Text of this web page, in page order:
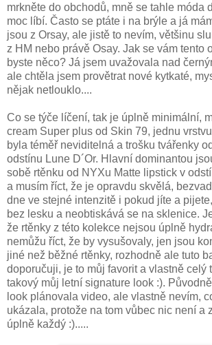
mrkněte do obchodů, mně se tahle móda
moc líbí. Často se ptáte i na brýle a já
jsou z Orsay, ale jistě to nevím, většinu
z HM nebo právě Osay. Jak se vám tento
byste něco? Já jsem uvažovala nad
ale chtěla jsem provětrat nové kytkaté,
nějak netlouklo....
Co se týče líčení, tak je úplně minimální,
cream Super plus od Skin 79, jednu
byla téměř neviditelná a trošku tvářenky
odstínu Lune D´Or. Hlavní dominantou
sobě rtěnku od NYXu Matte lipstick v
a musím říct, že je opravdu skvělá,
dne ve stejné intenzitě i pokud jíte a
bez lesku a neobtiskává se na sklenice.
že rtěnky z této kolekce nejsou úplně
nemůžu říct, že by vysušovaly, jen jsou
jiné než běžné rtěnky, rozhodně ale tuto
doporučuji, je to můj favorit a vlastně celý
takový můj letní signature look :).
look plánovala video, ale vlastně nevím,
ukázala, protože na tom vůbec nic není a
úplně každý :).....